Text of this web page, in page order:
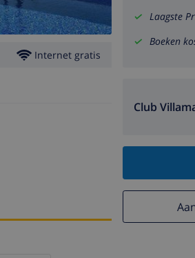
Laagste
Boeken
Club
Internet gratis